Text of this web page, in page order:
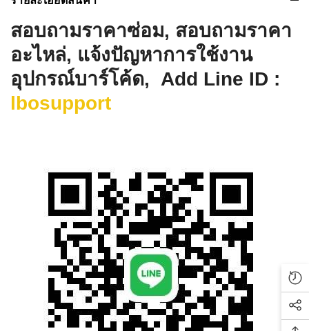
สอบถามราคาซ่อม, สอบถามราคา
อะไหล่, แจ้งปัญหาการใช้งาน
อุปกรณ์บาร์โค้ด, Add Line ID :
lbosupport